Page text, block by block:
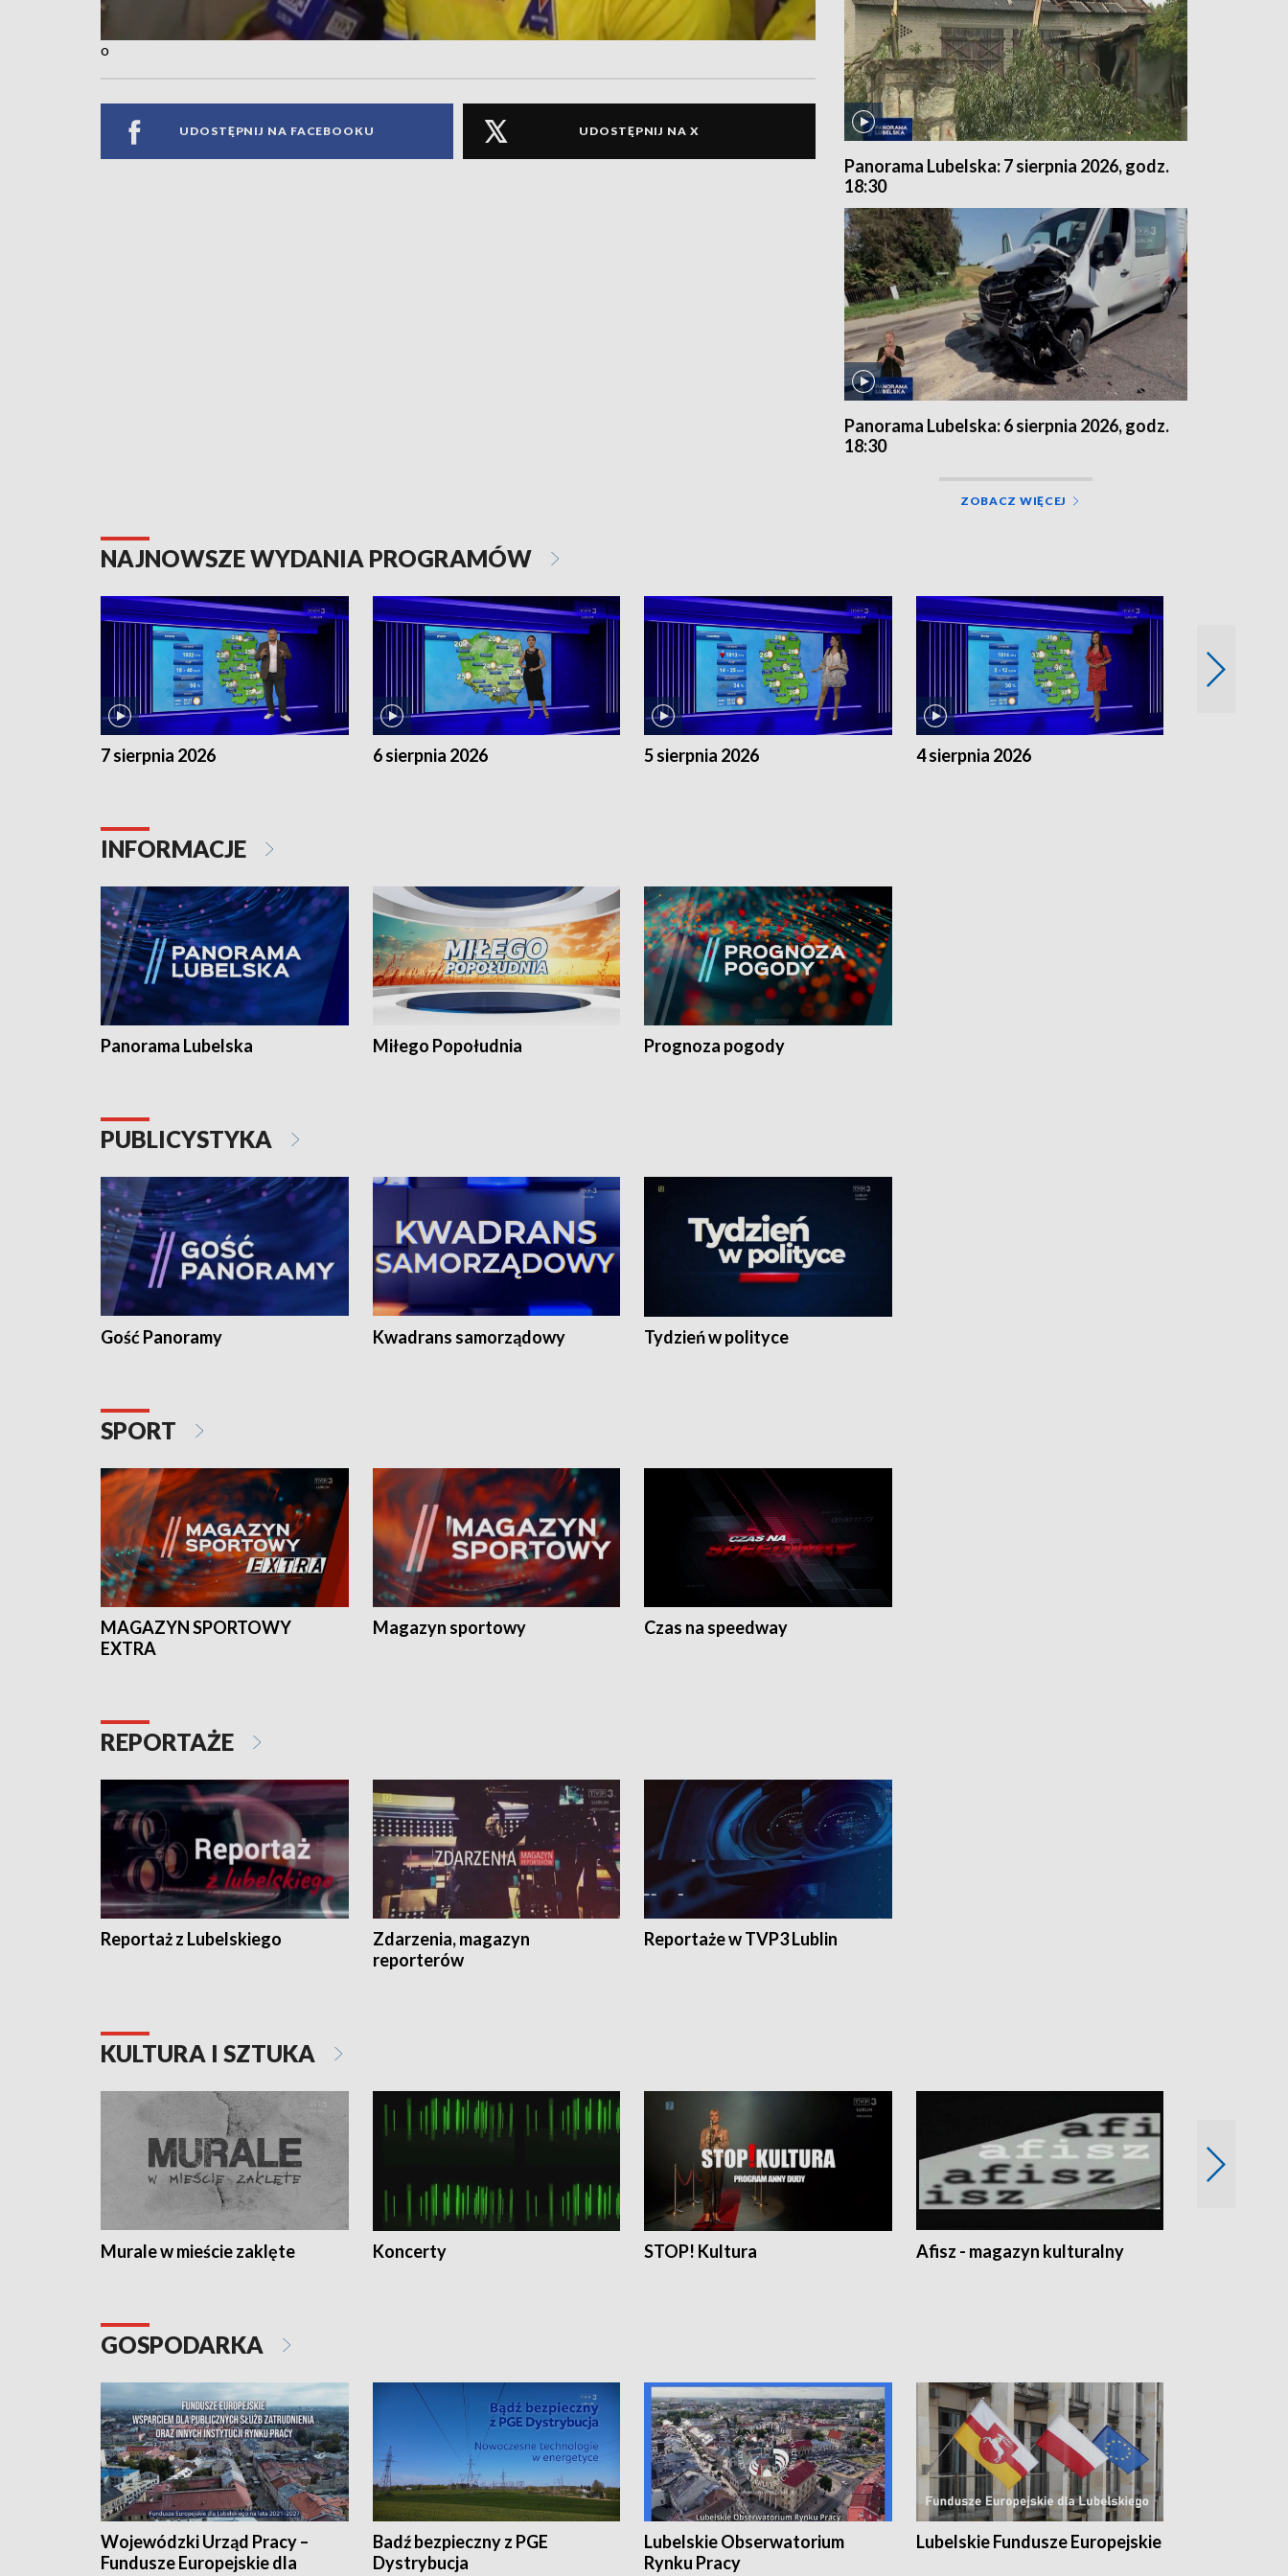
o
UDOSTĘPNIJ NA FACEBOOKU UDOSTĘPNIJ NA X
Panorama Lubelska: 7 sierpnia 2026, godz.
18:30
Panorama Lubelska: 6 sierpnia 2026, godz.
18:30
ZOBACZ WIĘCEJ
NAJNOWSZE WYDANIA PROGRAMÓW
7 sierpnia 2026 6 sierpnia 2026 5 sierpnia 2026 4 sierpnia 2026
INFORMACJE
Panorama Lubelska Miłego Popołudnia Prognoza pogody
PUBLICYSTYKA
Gość Panoramy Kwadrans samorządowy Tydzień w polityce
SPORT
MAGAZYN SPORTOWY
EXTRA
Magazyn sportowy Czas na speedway
REPORTAŻE
Reportaż z Lubelskiego
Zdarzenia, magazyn
reporterów
Reportaże w TVP3 Lublin
KULTURA I SZTUKA
Murale w mieście zaklęte Koncerty STOP! Kultura Afisz - magazyn kulturalny
GOSPODARKA
Wojewódzki Urząd Pracy –
Fundusze Europejskie dla
Badź bezpieczny z PGE
Dystrybucja
Lubelskie Obserwatorium
Rynku Pracy
Lubelskie Fundusze Europejskie